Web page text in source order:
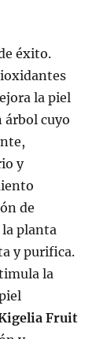
éxito.
la piel
árbol cuyo
y
de
la planta
y purifica.
la
Fruit